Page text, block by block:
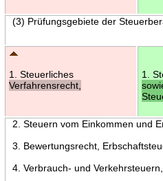
(3) Prüfungsgebiete der
1. Steuerliches
Verfahrensrecht,
1.
2. Steuern vom Einkommen und
3. Bewertungsrecht,
4. Verbrauch- und